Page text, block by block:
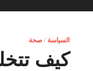
السياسة / صحة
كيف